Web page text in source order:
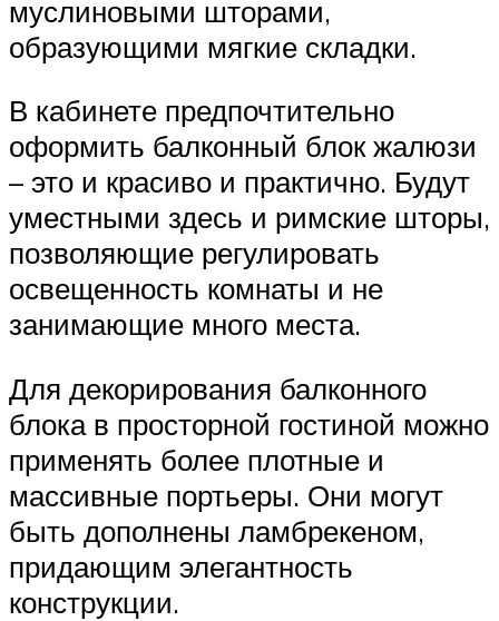
муслиновыми шторами,
образующими мягкие складки.
В кабинете предпочтительно
оформить балконный блок жалюзи
– это и красиво и практично. Будут
уместными здесь и римские шторы,
позволяющие регулировать
освещенность комнаты и не
занимающие много места.
Для декорирования балконного
блока в просторной гостиной можно
применять более плотные и
массивные портьеры. Они могут
быть дополнены ламбрекеном,
придающим элегантность
конструкции.